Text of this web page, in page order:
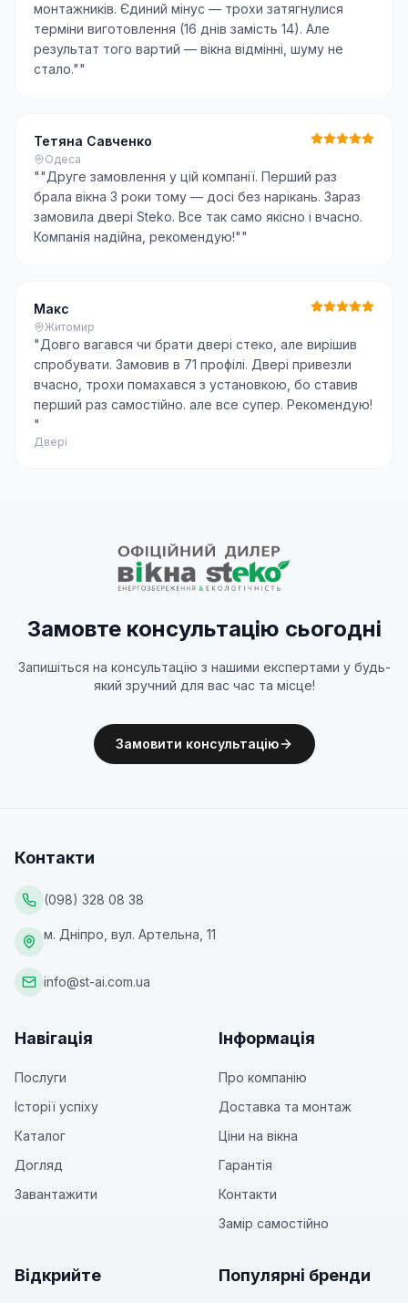
монтажників. Єдиний мінус — трохи затягнулися
терміни виготовлення (16 днів замість 14). Але
результат того вартий — вікна відмінні, шуму не
стало.""
Тетяна Савченко
Одеса
""Друге замовлення у цій компанії. Перший раз
брала вікна 3 роки тому — досі без нарікань. Зараз
замовила двері Steko. Все так само якісно і вчасно.
Компанія надійна, рекомендую!""
Макс
Житомир
"Довго вагався чи брати двері стеко, але вирішив
спробувати. Замовив в 71 профілі. Двері привезли
вчасно, трохи помахався з установкою, бо ставив
перший раз самостійно. але все супер. Рекомендую!
"
Двері
Замовте консультацію сьогодні
Запишіться на консультацію з нашими експертами у будь-
який зручний для вас час та місце!
Замовити консультацію
Контакти
(098) 328 08 38
м. Дніпро, вул. Артельна, 11
info@st-ai.com.ua
Навігація
Послуги
Історії успіху
Каталог
Догляд
Завантажити
Інформація
Про компанію
Доставка та монтаж
Ціни на вікна
Гарантія
Контакти
Замір самостійно
Відкрийте Популярні бренди